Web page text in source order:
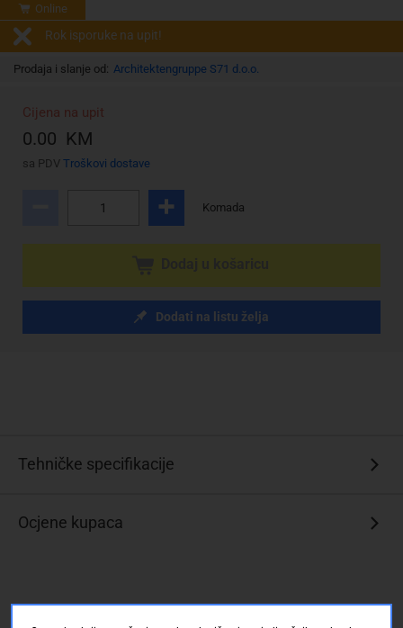
Online
Rok isporuke na upit!
Prodaja i slanje od: Architektengruppe S71 d.o.o.
Cijena na upit
0.00 KM
sa PDV Troškovi dostave
Komada
Dodati na listu želja
Tehničke specifikacije
Ocjene kupaca